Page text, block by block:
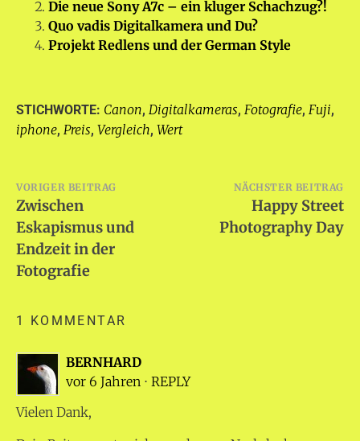
Die neue Sony A7c – ein kluger Schachzug?!
Quo vadis Digitalkamera und Du?
Projekt Redlens und der German Style
STICHWORTE: Canon, Digitalkameras, Fotografie, Fuji,
iphone, Preis, Vergleich, Wert
Beitragsnavigation
VORIGER BEITRAG
Zwischen
Eskapismus und
Endzeit in der
Fotografie
NÄCHSTER BEITRAG
Happy Street
Photography Day
1 KOMMENTAR
BERNHARD
vor 6 Jahren ⋅ REPLY
Vielen Dank,